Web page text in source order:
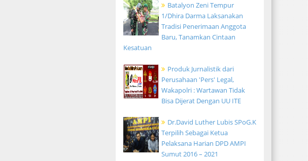
Batalyon Zeni Tempur
1/Dhira Darma Laksanakan
Tradisi Penerimaan Anggota
Baru, Tanamkan Cintaan
Kesatuan
Produk Jurnalistik dari
Perusahaan 'Pers' Legal,
Wakapolri : Wartawan Tidak
Bisa Dijerat Dengan UU ITE
Dr.David Luther Lubis SPoG.K
Terpilih Sebagai Ketua
Pelaksana Harian DPD AMPI
Sumut 2016 – 2021